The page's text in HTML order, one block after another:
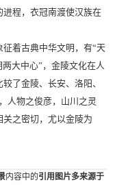
程，衣冠南渡使汉族在
着古典中华文明，有“天
大中心”，金陵文化在人
了金陵、长安、洛阳、
人物之俊彦，山川之灵
之密切，尤以金陵为
内容中的引用图片多来源于